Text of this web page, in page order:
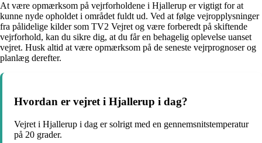
At være opmærksom på vejrforholdene i Hjallerup er vigtigt for at
kunne nyde opholdet i området fuldt ud. Ved at følge vejropplysninger
fra pålidelige kilder som TV2 Vejret og være forberedt på skiftende
vejrforhold, kan du sikre dig, at du får en behagelig oplevelse uanset
vejret. Husk altid at være opmærksom på de seneste vejrprognoser og
planlæg derefter.
Hvordan er vejret i Hjallerup i dag?
Vejret i Hjallerup i dag er solrigt med en gennemsnitstemperatur
på 20 grader.